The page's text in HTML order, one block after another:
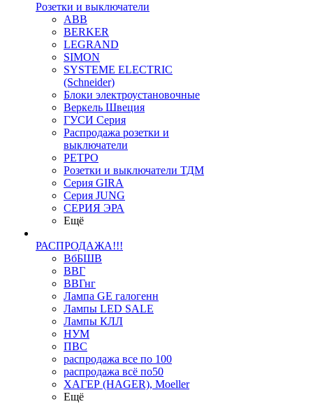
Розетки и выключатели
ABB
BERKER
LEGRAND
SIMON
SYSTEME ELECTRIC
(Schneider)
Блоки электроустановочные
Веркель Швеция
ГУСИ Серия
Распродажа розетки и
выключатели
РЕТРО
Розетки и выключатели ТДМ
Серия GIRA
Серия JUNG
СЕРИЯ ЭРА
Ещё
РАСПРОДАЖА!!!
ВбБШВ
ВВГ
ВВГнг
Лампа GE галогенн
Лампы LED SALE
Лампы КЛЛ
НУМ
ПВС
распродажа все по 100
распродажа всё по50
ХАГЕР (HAGER), Moeller
Ещё